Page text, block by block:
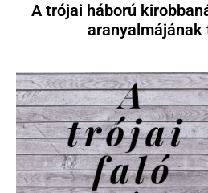
A trójai háború